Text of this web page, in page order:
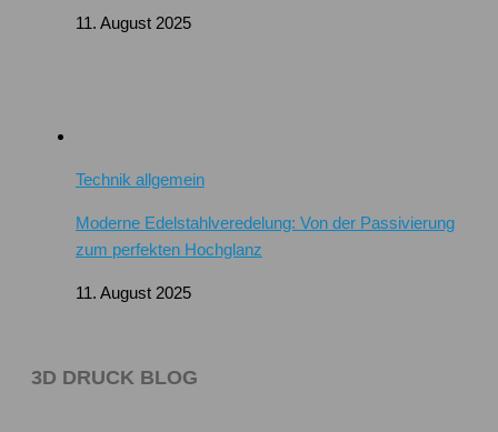
11. August 2025
Technik allgemein
Moderne Edelstahlveredelung: Von der Passivierung
zum perfekten Hochglanz
11. August 2025
3D DRUCK BLOG